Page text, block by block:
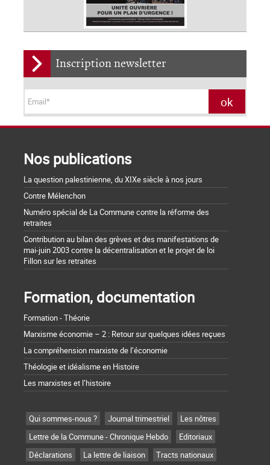
Inscription newsletter
Nos publications
La question palestinienne, du XIXe siècle à nos jours
Contre Mélenchon
Numéro spécial de La Commune contre la réforme des
retraites
Contribution au bilan des grèves et des manifestations de
mai-juin 2003 contre la décentralisation et le projet de loi
Fillon sur les retraites
Formation, documentation
Formation - Théorie
Marxisme économie – 2 : Retour sur quelques idées reçues
La compréhension marxiste de l’économie
Théologie et idéalisme en Histoire
Les marxistes et l’histoire
Qui sommes-nous ? Journal trimestriel
Les nôtres
Lettre de la Commune - Chronique Hebdo
Editoriaux
Déclarations
La lettre de liaison
Tracts nationaux